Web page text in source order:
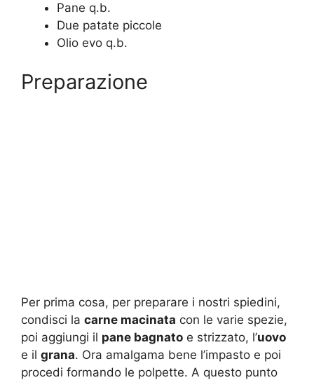
Pane q.b.
Due patate piccole
Olio evo q.b.
Preparazione
Per prima cosa, per preparare i nostri spiedini,
condisci la carne macinata con le varie spezie,
poi aggiungi il pane bagnato e strizzato, l’uovo
e il grana. Ora amalgama bene l’impasto e poi
procedi formando le polpette. A questo punto